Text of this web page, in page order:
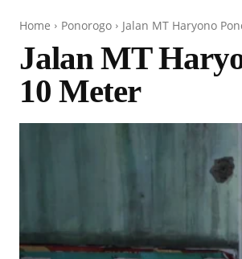
Home Ponorogo Jalan MT Haryono
Jalan MT
10 Meter